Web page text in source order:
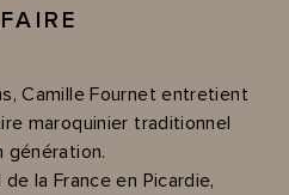
Camille Fournet entretient
maroquinier traditionnel
génération.
la France en Picardie,